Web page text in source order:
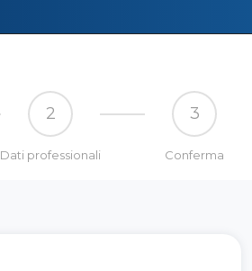
2
Dati professionali
3
Conferma